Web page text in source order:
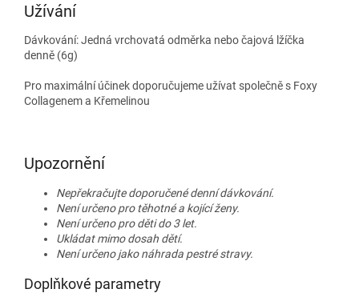
Užívání
Dávkování: Jedná vrchovatá odměrka nebo čajová lžíčka
denně (6g)
Pro maximální účinek doporučujeme užívat společně s Foxy
Collagenem a Křemelinou
Upozornění
Nepřekračujte doporučené denní dávkování.
Není určeno pro těhotné a kojící ženy.
Není určeno pro děti do 3 let.
Ukládat mimo dosah dětí.
Není určeno jako náhrada pestré stravy.
Doplňkové parametry